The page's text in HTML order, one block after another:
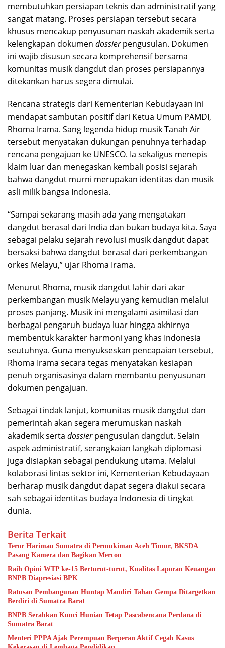
membutuhkan persiapan teknis dan administratif yang
sangat matang. Proses persiapan tersebut secara
khusus mencakup penyusunan naskah akademik serta
kelengkapan dokumen dossierpengusulan. Dokumen
ini wajib disusun secara komprehensif bersama
komunitas musik dangdut dan proses persiapannya
ditekankan harus segera dimulai.
Rencana strategis dari Kementerian Kebudayaan ini
mendapat sambutan positif dari Ketua Umum PAMDI,
Rhoma Irama. Sang legenda hidup musik Tanah Air
tersebut menyatakan dukungan penuhnya terhadap
rencana pengajuan ke UNESCO. Ia sekaligus menepis
klaim luar dan menegaskan kembali posisi sejarah
bahwa dangdut murni merupakan identitas dan musik
asli milik bangsa Indonesia.
“Sampai sekarang masih ada yang mengatakan
dangdut berasal dari India dan bukan budaya kita. Saya
sebagai pelaku sejarah revolusi musik dangdut dapat
bersaksi bahwa dangdut berasal dari perkembangan
orkes Melayu,” ujar Rhoma Irama.
Menurut Rhoma, musik dangdut lahir dari akar
perkembangan musik Melayu yang kemudian melalui
proses panjang. Musik ini mengalami asimilasi dan
berbagai pengaruh budaya luar hingga akhirnya
membentuk karakter harmoni yang khas Indonesia
seutuhnya. Guna menyukseskan pencapaian tersebut,
Rhoma Irama secara tegas menyatakan kesiapan
penuh organisasinya dalam membantu penyusunan
dokumen pengajuan.
Sebagai tindak lanjut, komunitas musik dangdut dan
pemerintah akan segera merumuskan naskah
akademik serta dossierpengusulan dangdut. Selain
aspek administratif, serangkaian langkah diplomasi
juga disiapkan sebagai pendukung utama. Melalui
kolaborasi lintas sektor ini, Kementerian Kebudayaan
berharap musik dangdut dapat segera diakui secara
sah sebagai identitas budaya Indonesia di tingkat
dunia.
Berita Terkait
Teror Harimau Sumatra di Permukiman Aceh Timur, BKSDA
Pasang Kamera dan Bagikan Mercon
Raih Opini WTP ke-15 Berturut-turut, Kualitas Laporan Keuangan
BNPB Diapresiasi BPK
Ratusan Pembangunan Huntap Mandiri Tahan Gempa Ditargetkan
Berdiri di Sumatra Barat
BNPB Serahkan Kunci Hunian Tetap Pascabencana Perdana di
Sumatra Barat
Menteri PPPA Ajak Perempuan Berperan Aktif Cegah Kasus